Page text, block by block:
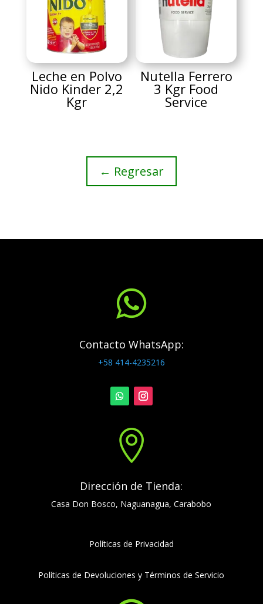
Leche en Polvo
Nido Kinder 2,2
Kgr
Nutella Ferrero
3 Kgr Food
Service
← Regresar

Contacto WhatsApp:
+58 414-4235216

Dirección de Tienda:
Casa Don Bosco, Naguanagua, Carabobo
Políticas de Privacidad
Políticas de Devoluciones y Términos de Servicio